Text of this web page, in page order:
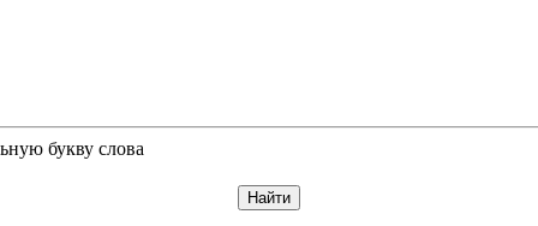
букву слова